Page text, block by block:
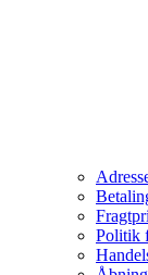
Politik